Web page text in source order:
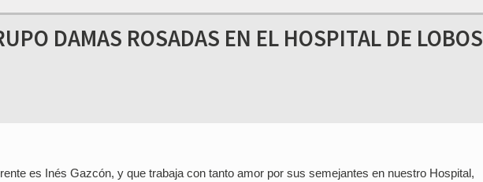
DAMAS ROSADAS EN EL HOSPITAL DE LOBOS
es Inés Gazcón, y que trabaja con tanto amor por sus semejantes en nuestro Hospital,